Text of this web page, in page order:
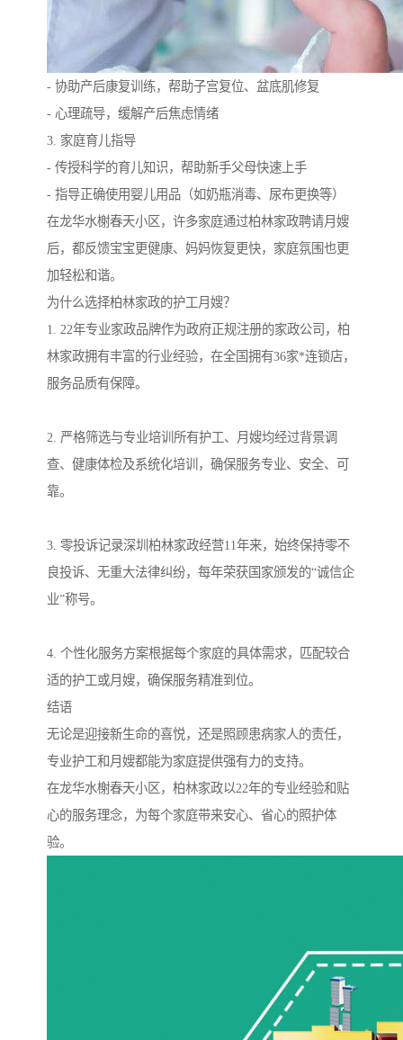
- 协助产后康复训练，帮助子宫复位、盆底肌修复
- 心理疏导，缓解产后焦虑情绪
3. 家庭育儿指导
- 传授科学的育儿知识，帮助新手父母快速上手
- 指导正确使用婴儿用品（如奶瓶消毒、尿布更换等）
在龙华水榭春天小区，许多家庭通过柏林家政聘请月嫂
后，都反馈宝宝更健康、妈妈恢复更快，家庭氛围也更
加轻松和谐。
为什么选择柏林家政的护工月嫂？
1. 22年专业家政品牌作为政府正规注册的家政公司，柏
林家政拥有丰富的行业经验，在全国拥有36家*连锁店，
服务品质有保障。
2. 严格筛选与专业培训所有护工、月嫂均经过背景调
查、健康体检及系统化培训，确保服务专业、安全、可
靠。
3. 零投诉记录深圳柏林家政经营11年来，始终保持零不
良投诉、无重大法律纠纷，每年荣获国家颁发的“诚信企
业”称号。
4. 个性化服务方案根据每个家庭的具体需求，匹配较合
适的护工或月嫂，确保服务精准到位。
结语
无论是迎接新生命的喜悦，还是照顾患病家人的责任，
专业护工和月嫂都能为家庭提供强有力的支持。
在龙华水榭春天小区，柏林家政以22年的专业经验和贴
心的服务理念，为每个家庭带来安心、省心的照护体
验。